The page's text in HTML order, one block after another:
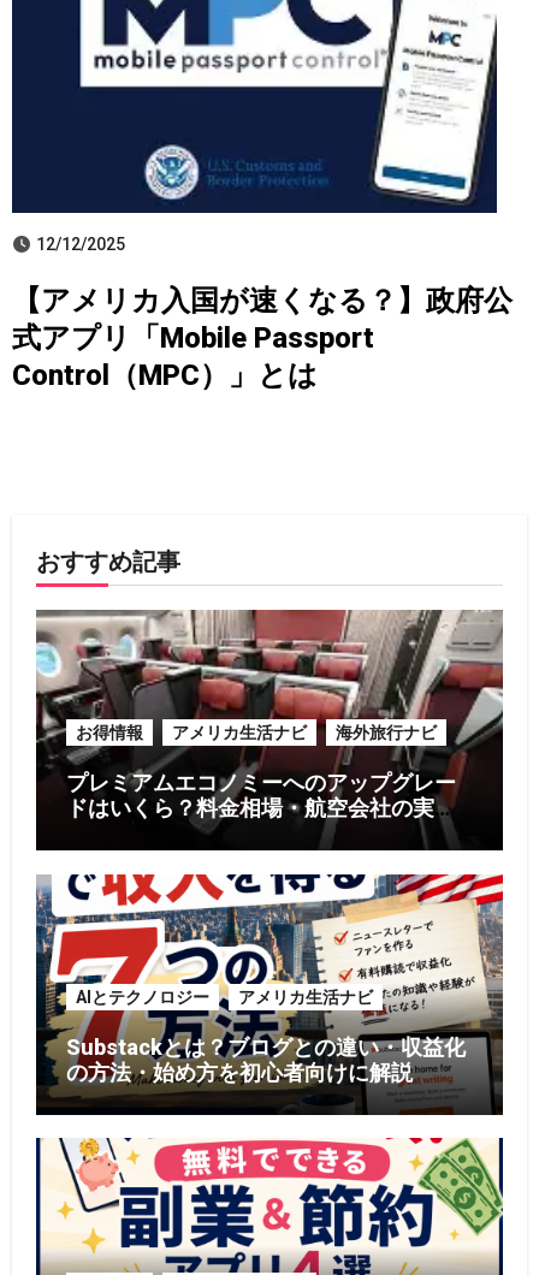
12/12/2025
【アメリカ入国が速くなる？】政府公
式アプリ「Mobile Passport
Control（MPC）」とは
おすすめ記事
お得情報 アメリカ生活ナビ 海外旅行ナビ
プレミアムエコノミーへのアップグレー
ドはいくら？料金相場・航空会社の実
例・お得に利用する5つのコツ【2026年
版】
AIとテクノロジー アメリカ生活ナビ
Substackとは？ブログとの違い・収益化
の方法・始め方を初心者向けに解説